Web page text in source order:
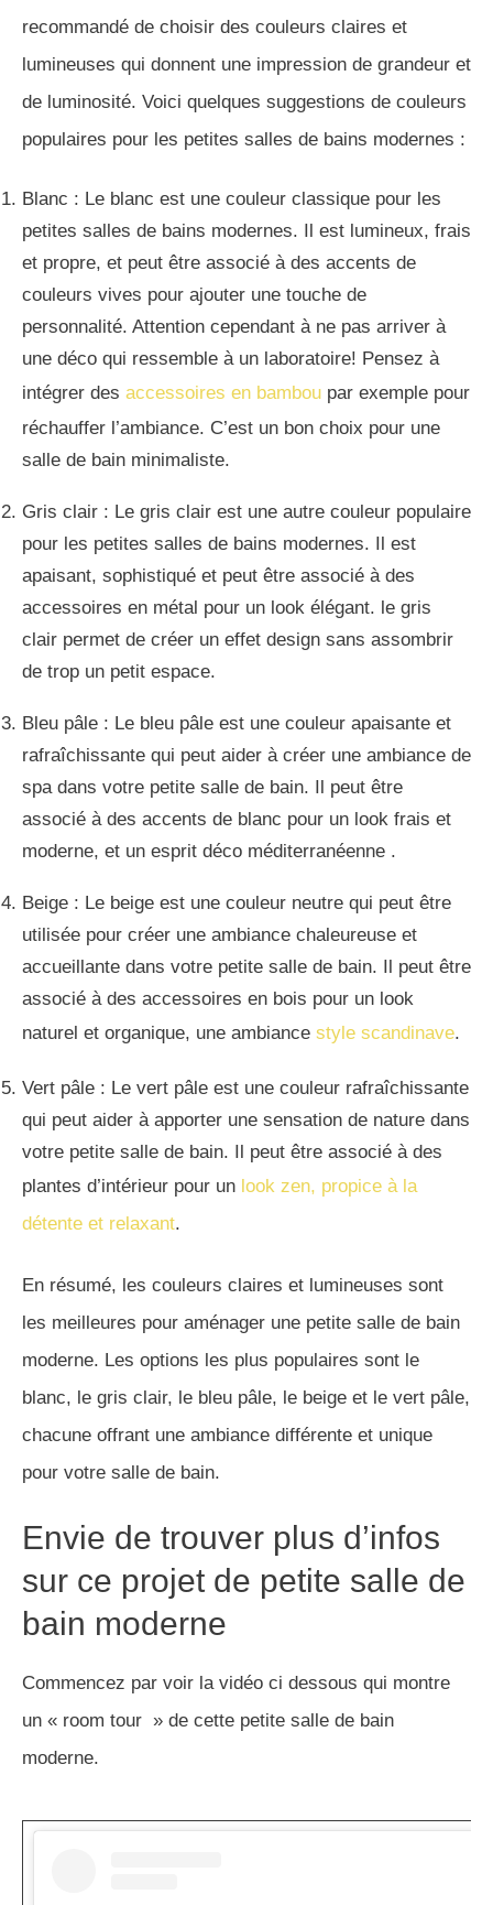
recommandé de choisir des couleurs claires et
lumineuses qui donnent une impression de grandeur et
de luminosité. Voici quelques suggestions de couleurs
populaires pour les petites salles de bains modernes :
Blanc : Le blanc est une couleur classique pour les
petites salles de bains modernes. Il est lumineux, frais
et propre, et peut être associé à des accents de
couleurs vives pour ajouter une touche de
personnalité. Attention cependant à ne pas arriver à
une déco qui ressemble à un laboratoire! Pensez à
intégrer des accessoires en bambou par exemple pour
réchauffer l’ambiance. C’est un bon choix pour une
salle de bain minimaliste.
Gris clair : Le gris clair est une autre couleur populaire
pour les petites salles de bains modernes. Il est
apaisant, sophistiqué et peut être associé à des
accessoires en métal pour un look élégant. le gris
clair permet de créer un effet design sans assombrir
de trop un petit espace.
Bleu pâle : Le bleu pâle est une couleur apaisante et
rafraîchissante qui peut aider à créer une ambiance de
spa dans votre petite salle de bain. Il peut être
associé à des accents de blanc pour un look frais et
moderne, et un esprit déco méditerranéenne .
Beige : Le beige est une couleur neutre qui peut être
utilisée pour créer une ambiance chaleureuse et
accueillante dans votre petite salle de bain. Il peut être
associé à des accessoires en bois pour un look
naturel et organique, une ambiance style scandinave.
Vert pâle : Le vert pâle est une couleur rafraîchissante
qui peut aider à apporter une sensation de nature dans
votre petite salle de bain. Il peut être associé à des
plantes d’intérieur pour un look zen, propice à la
détente et relaxant.
En résumé, les couleurs claires et lumineuses sont
les meilleures pour aménager une petite salle de bain
moderne. Les options les plus populaires sont le
blanc, le gris clair, le bleu pâle, le beige et le vert pâle,
chacune offrant une ambiance différente et unique
pour votre salle de bain.
Envie de trouver plus d’infos
sur ce projet de petite salle de
bain moderne
Commencez par voir la vidéo ci dessous qui montre
un « room tour » de cette petite salle de bain
moderne.